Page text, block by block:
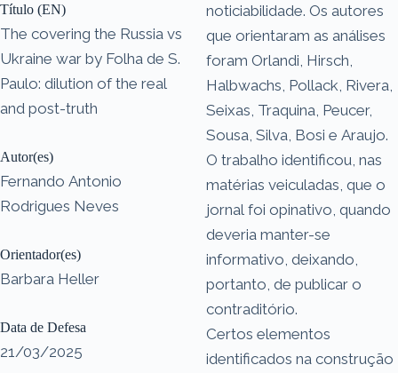
Título (EN)
The covering the Russia vs
Ukraine war by Folha de S.
Paulo: dilution of the real
and post-truth
Autor(es)
Fernando Antonio
Rodrigues Neves
Orientador(es)
Barbara Heller
Data de Defesa
21/03/2025
noticiabilidade. Os autores
que orientaram as análises
foram Orlandi, Hirsch,
Halbwachs, Pollack, Rivera,
Seixas, Traquina, Peucer,
Sousa, Silva, Bosi e Araujo.
O trabalho identificou, nas
matérias veiculadas, que o
jornal foi opinativo, quando
deveria manter-se
informativo, deixando,
portanto, de publicar o
contraditório.
Certos elementos
identificados na construção